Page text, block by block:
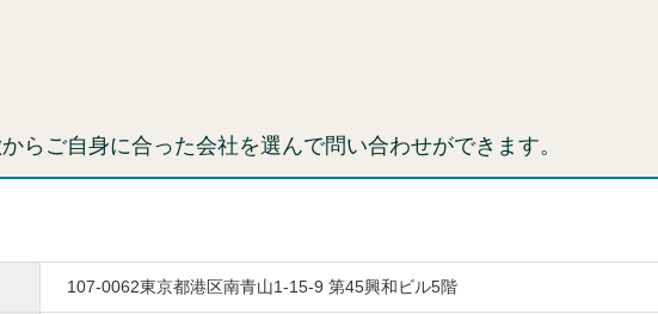
らご自身に合った会社を選んで問い合わせができます。
107-0062東京都港区南青山1-15-9 第45興和ビル5階